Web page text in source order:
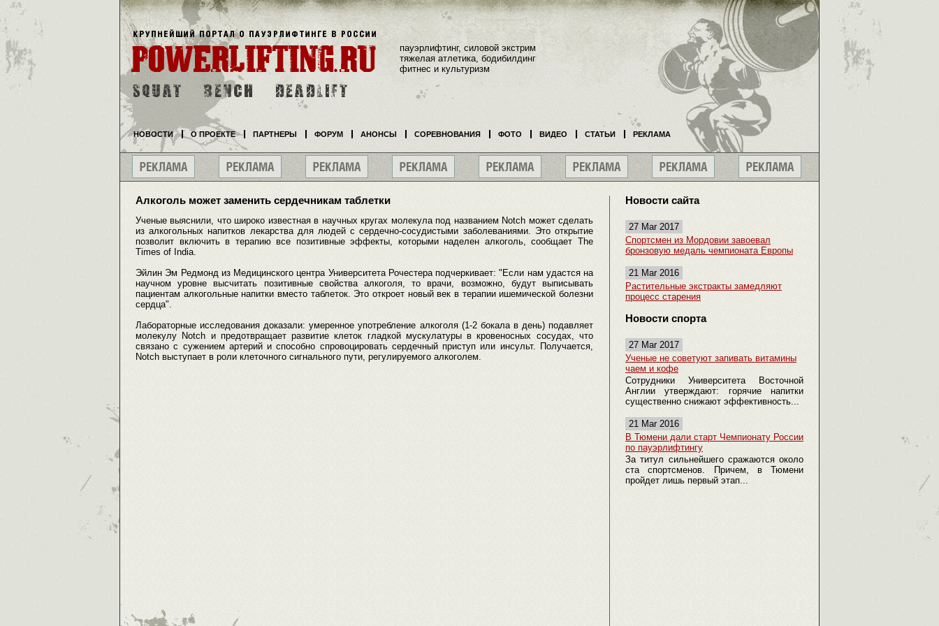
Алкоголь может заменить сердечникам таблетки
Ученые выяснили, что широко известная в научных кругах молекула под названием Notch может сделать
из алкогольных напитков лекарства для людей с сердечно-сосудистыми заболеваниями. Это открытие
позволит включить в терапию все позитивные эффекты, которыми наделен алкоголь, сообщает The
Times of India.
Эйлин Эм Редмонд из Медицинского центра Университета Рочестера подчеркивает: "Если нам удастся на
научном уровне высчитать позитивные свойства алкоголя, то врачи, возможно, будут выписывать
пациентам алкогольные напитки вместо таблеток. Это откроет новый век в терапии ишемической болезни
сердца".
Лабораторные исследования доказали: умеренное употребление алкоголя (1-2 бокала в день) подавляет
молекулу Notch и предотвращает развитие клеток гладкой мускулатуры в кровеносных сосудах, что
связано с сужением артерий и способно спровоцировать сердечный приступ или инсульт. Получается,
Notch выступает в роли клеточного сигнального пути, регулируемого алкоголем.
Новости сайта
27 Mar 2017
Спортсмен из Мордовии завоевал
бронзовую медаль чемпионата Европы
21 Mar 2016
Растительные экстракты замедляют
процесс старения
Новости спорта
27 Mar 2017
Ученые не советуют запивать витамины
чаем и кофе
Сотрудники Университета Восточной
Англии утверждают: горячие напитки
существенно снижают эффективность...
21 Mar 2016
В Тюмени дали старт Чемпионату России
по пауэрлифтингу
За титул сильнейшего сражаются около
ста спортсменов. Причем, в Тюмени
пройдет лишь первый этап...
пауэрлифтинг, силовой экстрим
тяжелая атлетика, бодибилдинг
фитнес и культуризм
НОВОСТИ О ПРОЕКТЕ ПАРТНЕРЫ ФОРУМ АНОНСЫ СОРЕВНОВАНИЯ ФОТО ВИДЕО СТАТЬИ РЕКЛАМА